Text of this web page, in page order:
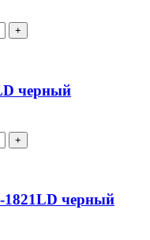
черный
черный